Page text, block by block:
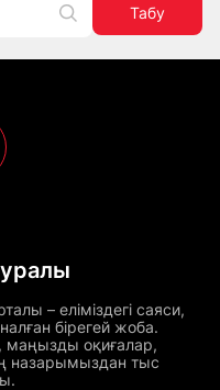
Табу
– еліміздегі саяси,
бірегей жоба.
маңызды оқиғалар,
назарымыздан тыс